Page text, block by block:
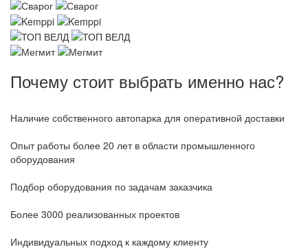
Почему стоит выбрать именно нас?
Наличие собственного автопарка для оперативной доставки
Опыт работы более 20 лет в области промышленного
оборудования
Подбор оборудования по задачам заказчика
Более 3000 реализованных проектов
Индивидуальных подход к каждому клиенту